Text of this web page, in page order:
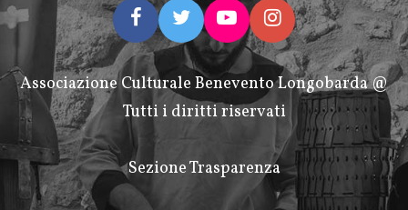
Associazione Culturale Benevento Longobarda @
Tutti i diritti riservati
Sezione Trasparenza